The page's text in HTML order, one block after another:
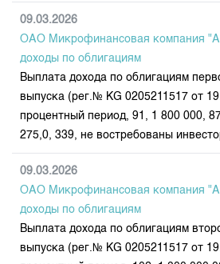
Наши партнеры
Cтратегия развития
Корпоративные документы
Контакты
Финансовый рынок KG
Пресс-клуб
25 лет ЗАО КФБ
Индекс и Капитализация
Котировки по ЦБ
Котировки по драг. металлам
Расписание аукционов по
Результаты аукционов ГЦБ
Объем ГЦБ в обращении
Результаты аукционов по
План работы на год
09.03.2026
ОАО Микрофинансовая компания
доходы по облигациям
Выплата дохода по облигациям
выпуска (рег.№ KG 0205211517 от
процентный период, 91, 1 800 000,
275,0, 339, не востребованы
09.03.2026
ОАО Микрофинансовая компания
доходы по облигациям
Выплата дохода по облигациям
выпуска (рег.№ KG 0205211517 от